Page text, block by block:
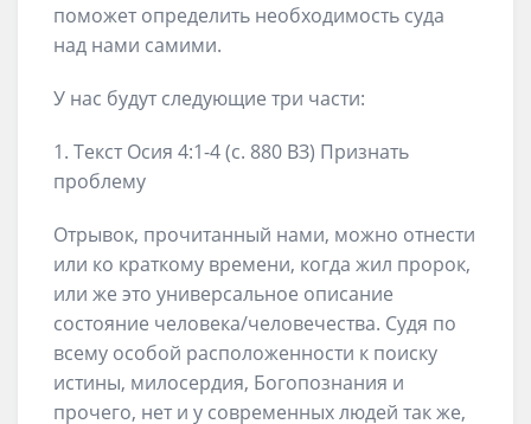
поможет определить необходимость суда
над нами самими.
У нас будут следующие три части:
1. Текст Осия 4:1-4 (с. 880 ВЗ) Признать
проблему
Отрывок, прочитанный нами, можно отнести
или ко краткому времени, когда жил пророк,
или же это универсальное описание
состояние человека/человечества. Судя по
всему особой расположенности к поиску
истины, милосердия, Богопознания и
прочего, нет и у современных людей так же,